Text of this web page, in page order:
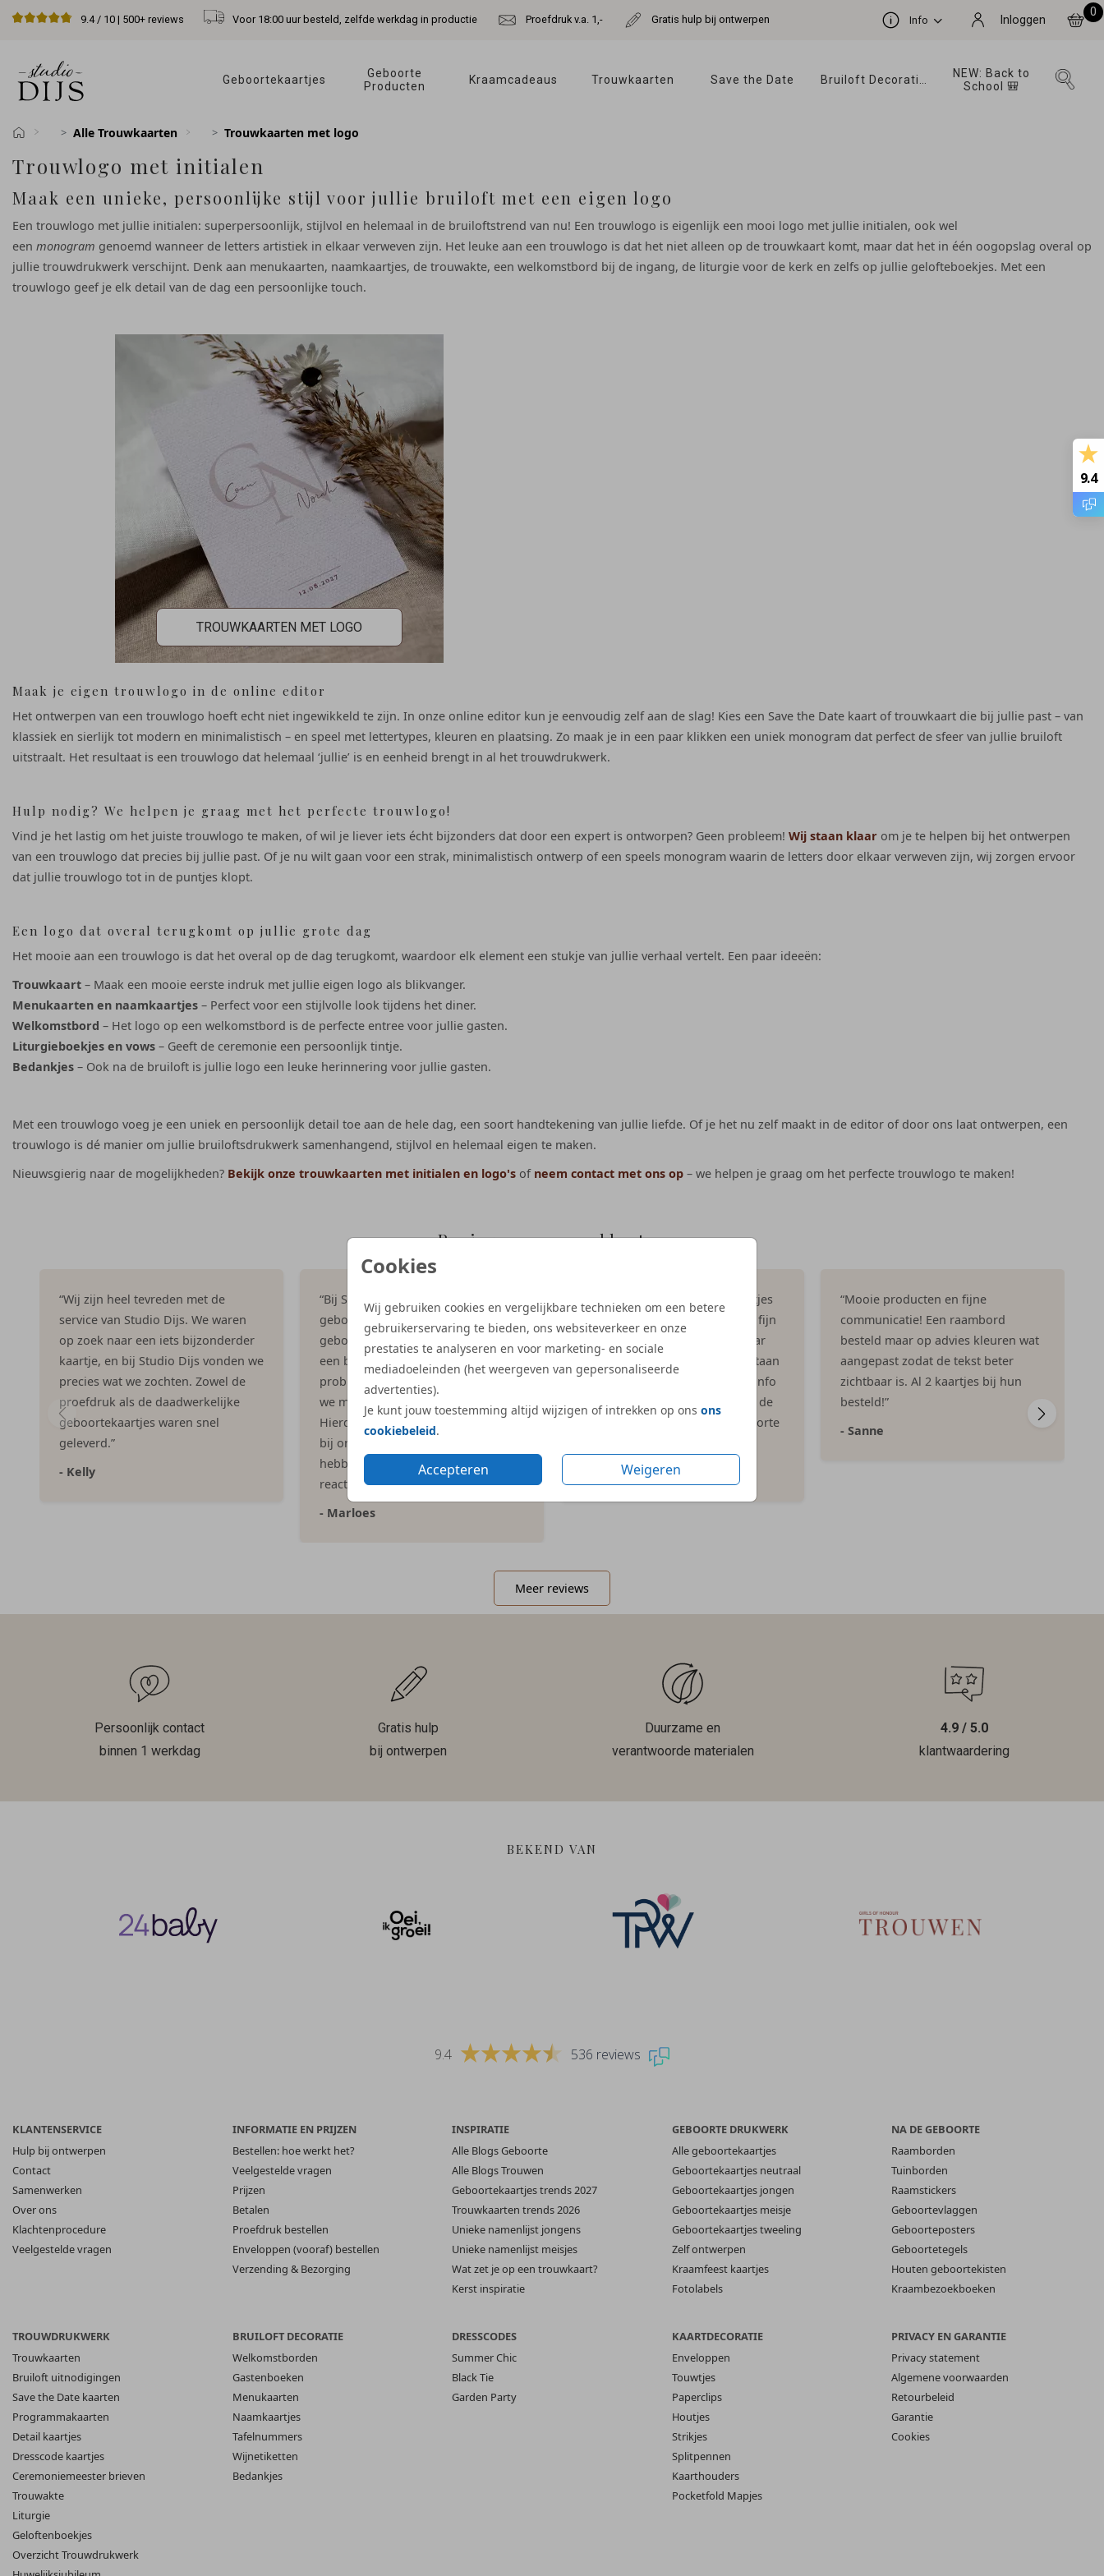
9.4/ 10 | 500+ reviews Voor 18:00 uur besteld, zelfde werkdag in productie Proefdruk v.a. 1,- Gratis hulp bij ontwerpen Info Inloggen
0
Geboortekaartjes
Geboorte
Producten
Kraamcadeaus Trouwkaarten Save the Date
NEW: Back to
School 🎒
Cookies
Wij gebruiken cookies en vergelijkbare technieken om een betere
gebruikerservaring te bieden, ons websiteverkeer en onze
prestaties te analyseren en voor marketing- en sociale
mediadoeleinden (het weergeven van gepersonaliseerde
advertenties).
Je kunt jouw toestemming altijd wijzigen of intrekken op ons ons
cookiebeleid.
Accepteren Weigeren
Alle Trouwkaarten Trouwkaarten met logo
Trouwlogo met initialen
Maak een unieke, persoonlijke stijl voor jullie bruiloft met een eigen logo
Een trouwlogo met jullie initialen: superpersoonlijk, stijlvol en helemaal in de bruiloftstrend van nu! Een trouwlogo is eigenlijk een mooi logo met jullie initialen, ook wel
een monogram genoemd wanneer de letters artistiek in elkaar verweven zijn. Het leuke aan een trouwlogo is dat het niet alleen op de trouwkaart komt, maar dat het in één oogopslag overal op
jullie trouwdrukwerk verschijnt. Denk aan menukaarten, naamkaartjes, de trouwakte, een welkomstbord bij de ingang, de liturgie voor de kerk en zelfs op jullie gelofteboekjes. Met een
trouwlogo geef je elk detail van de dag een persoonlijke touch.
TROUWKAARTEN MET LOGO
Maak je eigen trouwlogo in de online editor
Het ontwerpen van een trouwlogo hoeft echt niet ingewikkeld te zijn. In onze online editor kun je eenvoudig zelf aan de slag! Kies een Save the Date kaart of trouwkaart die bij jullie past – van
klassiek en sierlijk tot modern en minimalistisch – en speel met lettertypes, kleuren en plaatsing. Zo maak je in een paar klikken een uniek monogram dat perfect de sfeer van jullie bruiloft
uitstraalt. Het resultaat is een trouwlogo dat helemaal ‘jullie’ is en eenheid brengt in al het trouwdrukwerk.
Hulp nodig? We helpen je graag met het perfecte trouwlogo!
Vind je het lastig om het juiste trouwlogo te maken, of wil je liever iets écht bijzonders dat door een expert is ontworpen? Geen probleem! Wij staan klaar om je te helpen bij het ontwerpen
van een trouwlogo dat precies bij jullie past. Of je nu wilt gaan voor een strak, minimalistisch ontwerp of een speels monogram waarin de letters door elkaar verweven zijn, wij zorgen ervoor
dat jullie trouwlogo tot in de puntjes klopt.
Een logo dat overal terugkomt op jullie grote dag
Het mooie aan een trouwlogo is dat het overal op de dag terugkomt, waardoor elk element een stukje van jullie verhaal vertelt. Een paar ideeën:
Trouwkaart – Maak een mooie eerste indruk met jullie eigen logo als blikvanger.
Menukaarten en naamkaartjes – Perfect voor een stijlvolle look tijdens het diner.
Welkomstbord – Het logo op een welkomstbord is de perfecte entree voor jullie gasten.
Liturgieboekjes en vows – Geeft de ceremonie een persoonlijk tintje.
Bedankjes – Ook na de bruiloft is jullie logo een leuke herinnering voor jullie gasten.
Met een trouwlogo voeg je een uniek en persoonlijk detail toe aan de hele dag, een soort handtekening van jullie liefde. Of je het nu zelf maakt in de editor of door ons laat ontwerpen, een
trouwlogo is dé manier om jullie bruiloftsdrukwerk samenhangend, stijlvol en helemaal eigen te maken.
Nieuwsgierig naar de mogelijkheden? Bekijk onze trouwkaarten met initialen en logo's of neem contact met ons op – we helpen je graag om het perfecte trouwlogo te maken!
9.4
Reviews van onze klanten
“Wij zijn heel tevreden met de
service van Studio Dijs. We waren
op zoek naar een iets bijzonderder
kaartje, en bij Studio Dijs vonden we
precies wat we zochten. Zowel de
proefdruk als de daadwerkelijke
geboortekaartjes waren snel
geleverd.”
- Kelly
“Bij Studio Dijs hebben wij de
geboortekaartjes en een
geboortetegel besteld. We zagen
een bijna perfecte illustratie die
probleemloos werd aangepast toen
we mailden naar Studio Dijs.
Hierdoor past de illustratie volledig
bij ons. Onwijs blij mee en we
hebben heel veel enthousiaste
reacties gekregen op het kaartje!”
- Marloes
“Ruime keuze uit geboortekaartjes
die passen bij het seizoen, heel fijn
dat je ze zelf kan aanpassen naar
smaak. We hadden alles klaar staan
en hoefde alleen nog geboorteinfo
aan te passen. Daardoor waren de
kaartjes al op dag 3 na de geboorte
- Ingrid
“Mooie producten en fijne
communicatie! Een raambord
besteld maar op advies kleuren wat
aangepast zodat de tekst beter
zichtbaar is. Al 2 kaartjes bij hun
besteld!”
- Sanne
Meer reviews
Persoonlijk contact
binnen 1 werkdag
Gratis hulp
bij ontwerpen
Duurzame en
verantwoorde materialen
4.9 / 5.0
klantwaardering
BEKEND VAN
9.4 536 reviews
KLANTENSERVICE
Hulp bij ontwerpen
Contact
Samenwerken
Over ons
Klachtenprocedure
Veelgestelde vragen
INFORMATIE EN PRIJZEN
Bestellen: hoe werkt het?
Veelgestelde vragen
Prijzen
Betalen
Proefdruk bestellen
Enveloppen (vooraf) bestellen
Verzending & Bezorging
INSPIRATIE
Alle Blogs Geboorte
Alle Blogs Trouwen
Geboortekaartjes trends 2027
Trouwkaarten trends 2026
Unieke namenlijst jongens
Unieke namenlijst meisjes
Wat zet je op een trouwkaart?
Kerst inspiratie
GEBOORTE DRUKWERK
Alle geboortekaartjes
Geboortekaartjes neutraal
Geboortekaartjes jongen
Geboortekaartjes meisje
Geboortekaartjes tweeling
Zelf ontwerpen
Kraamfeest kaartjes
Fotolabels
NA DE GEBOORTE
Raamborden
Tuinborden
Raamstickers
Geboortevlaggen
Geboorteposters
Geboortetegels
Houten geboortekisten
Kraambezoekboeken
TROUWDRUKWERK
Trouwkaarten
Bruiloft uitnodigingen
Save the Date kaarten
Programmakaarten
Detail kaartjes
Dresscode kaartjes
Ceremoniemeester brieven
Trouwakte
Liturgie
Geloftenboekjes
Overzicht Trouwdrukwerk
BRUILOFT DECORATIE
Welkomstborden
Gastenboeken
Menukaarten
Naamkaartjes
Tafelnummers
Wijnetiketten
Bedankjes
DRESSCODES
Summer Chic
Black Tie
Garden Party
KAARTDECORATIE
Enveloppen
Touwtjes
Paperclips
Houtjes
Strikjes
Splitpennen
Kaarthouders
Pocketfold Mapjes
PRIVACY EN GARANTIE
Privacy statement
Algemene voorwaarden
Retourbeleid
Garantie
Cookies